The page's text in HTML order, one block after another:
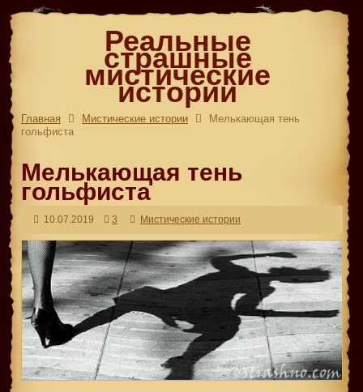
Реальные
страшные
мистические
истории
Главная Мистические истории
Мелькающая тень
гольфиста
Мелькающая тень
гольфиста
10.07.2019 3 Мистические истории